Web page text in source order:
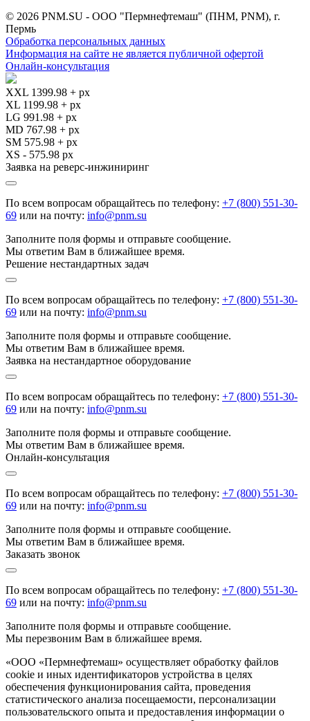
© 2026 PNM.SU - ООО "Пермнефтемаш" (ПНМ, PNM), г.
Пермь
Обработка персональных данных
Информация на сайте не является публичной офертой
Онлайн-консультация
XXL 1399.98 + px
XL 1199.98 + px
LG 991.98 + px
MD 767.98 + px
SM 575.98 + px
XS - 575.98 px
Заявка на реверс-инжиниринг
По всем вопросам обращайтесь по телефону: +7 (800) 551-30-
69 или на почту: info@pnm.su
Заполните поля формы и отправьте сообщение.
Мы ответим Вам в ближайшее время.
Решение нестандартных задач
По всем вопросам обращайтесь по телефону: +7 (800) 551-30-
69 или на почту: info@pnm.su
Заполните поля формы и отправьте сообщение.
Мы ответим Вам в ближайшее время.
Заявка на нестандартное оборудование
По всем вопросам обращайтесь по телефону: +7 (800) 551-30-
69 или на почту: info@pnm.su
Заполните поля формы и отправьте сообщение.
Мы ответим Вам в ближайшее время.
Онлайн-консультация
По всем вопросам обращайтесь по телефону: +7 (800) 551-30-
69 или на почту: info@pnm.su
Заполните поля формы и отправьте сообщение.
Мы ответим Вам в ближайшее время.
Заказать звонок
По всем вопросам обращайтесь по телефону: +7 (800) 551-30-
69 или на почту: info@pnm.su
Заполните поля формы и отправьте сообщение.
Мы перезвоним Вам в ближайшее время.
«ООО «Пермнефтемаш» осуществляет обработку файлов
cookie и иных идентификаторов устройства в целях
обеспечения функционирования сайта, проведения
статистического анализа посещаемости, персонализации
пользовательского опыта и предоставления информации о